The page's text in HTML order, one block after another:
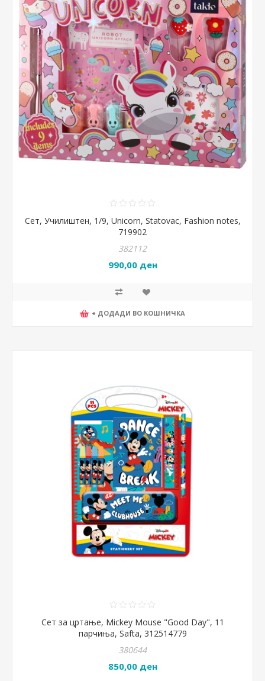
Сет, Училиштен, 1/9, Unicorn, Statovac, Fashion notes,
719902
382112
990,00 ден
+ ДОДАДИ ВО КОШНИЧКА
Сет за цртање, Mickey Mouse "Good Day", 11
парчиња, Safta, 312514779
380644
850,00 ден